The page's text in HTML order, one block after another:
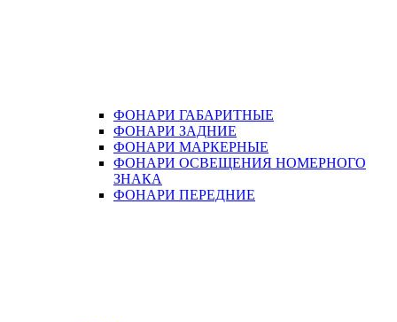
ФОНАРИ ГАБАРИТНЫЕ
ФОНАРИ ЗАДНИЕ
ФОНАРИ МАРКЕРНЫЕ
ФОНАРИ ОСВЕЩЕНИЯ НОМЕРНОГО
ЗНАКА
ФОНАРИ ПЕРЕДНИЕ